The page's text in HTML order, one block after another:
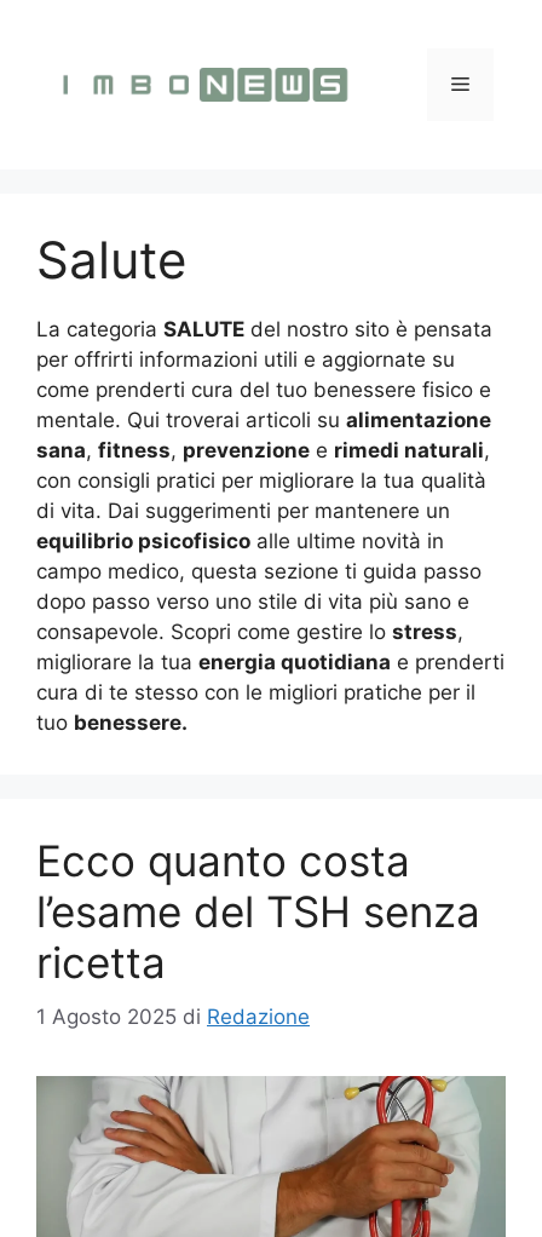
contenuto
Menu
Salute
La categoria SALUTE del nostro sito è pensata
per offrirti informazioni utili e aggiornate su
come prenderti cura del tuo benessere fisico e
mentale. Qui troverai articoli su alimentazione
sana, fitness, prevenzione e rimedi naturali,
con consigli pratici per migliorare la tua qualità
di vita. Dai suggerimenti per mantenere un
equilibrio psicofisico alle ultime novità in
campo medico, questa sezione ti guida passo
dopo passo verso uno stile di vita più sano e
consapevole. Scopri come gestire lo stress,
migliorare la tua energia quotidiana e prenderti
cura di te stesso con le migliori pratiche per il
tuo benessere.
Ecco quanto costa
l’esame del TSH senza
ricetta
1 Agosto 2025 di Redazione